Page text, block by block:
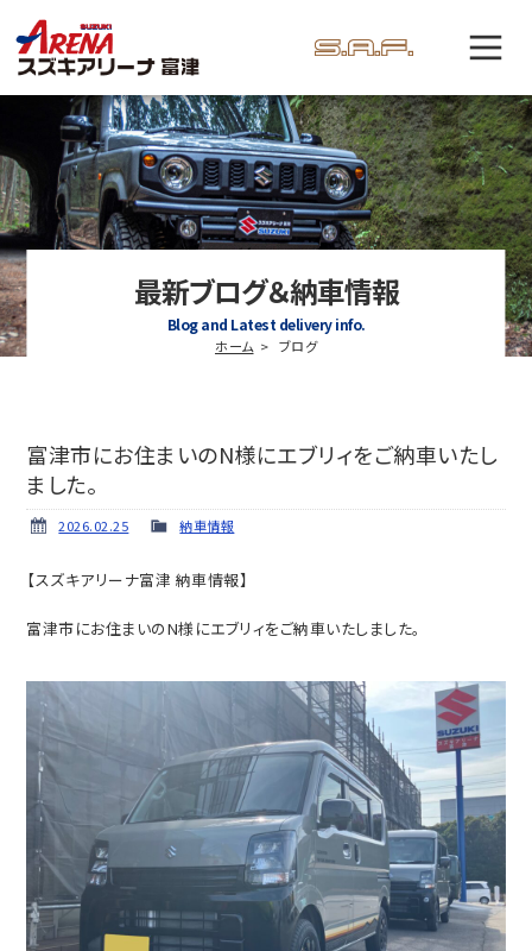
最新ブログ＆納車情報
Blog and Latest delivery info.
ホーム ブログ
富津市にお住まいのN様にエブリィをご納車いたし
ました。
2026.02.25 納車情報
【スズキアリーナ富津 納車情報】
富津市にお住まいのN様にエブリィをご納車いたしました。